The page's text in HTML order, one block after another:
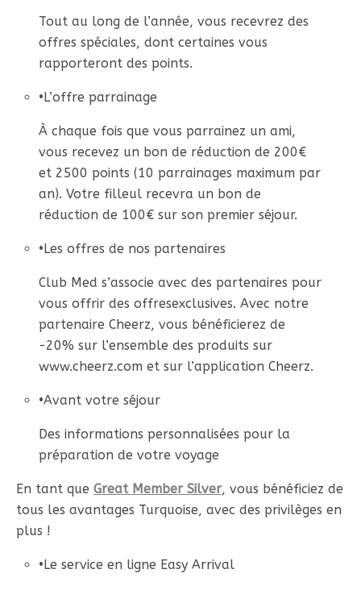
Tout au long de l’année, vous recevrez des
offres spéciales, dont certaines vous
rapporteront des points.
•L’offre parrainage
À chaque fois que vous parrainez un ami,
vous recevez un bon de réduction de 200€
et 2500 points (10 parrainages maximum par
an). Votre filleul recevra un bon de
réduction de 100€ sur son premier séjour.
•Les offres de nos partenaires
Club Med s’associe avec des partenaires pour
vous offrir des offresexclusives. Avec notre
partenaire Cheerz, vous bénéficierez de
-20% sur l’ensemble des produits sur
www.cheerz.com et sur l’application Cheerz.
•Avant votre séjour
Des informations personnalisées pour la
préparation de votre voyage
En tant que Great Member Silver, vous bénéficiez de
tous les avantages Turquoise, avec des privilèges en
plus !
•Le service en ligne Easy Arrival